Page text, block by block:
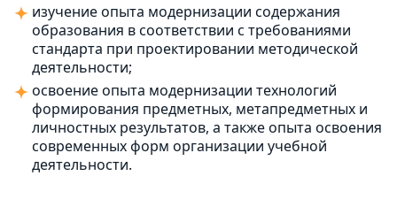
изучение опыта модернизации содержания
образования в соответствии с требованиями
стандарта при проектировании методической
деятельности;
освоение опыта модернизации технологий
формирования предметных, метапредметных и
личностных результатов, а также опыта освоения
современных форм организации учебной
деятельности.